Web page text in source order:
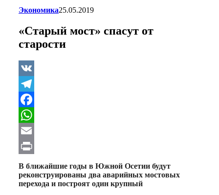
Экономика25.05.2019
«Старый мост» спасут от
старости
VK
Telegram
Facebook
WhatsApp
Email
Print
В ближайшие годы в Южной Осетии будут
реконструированы два аварийных мостовых
перехода и построят один крупный